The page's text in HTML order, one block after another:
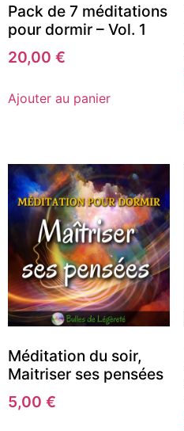
Pack de 7 méditations
pour dormir – Vol. 1
20,00 €
Ajouter au panier
Méditation du soir,
Maitriser ses pensées
5,00 €